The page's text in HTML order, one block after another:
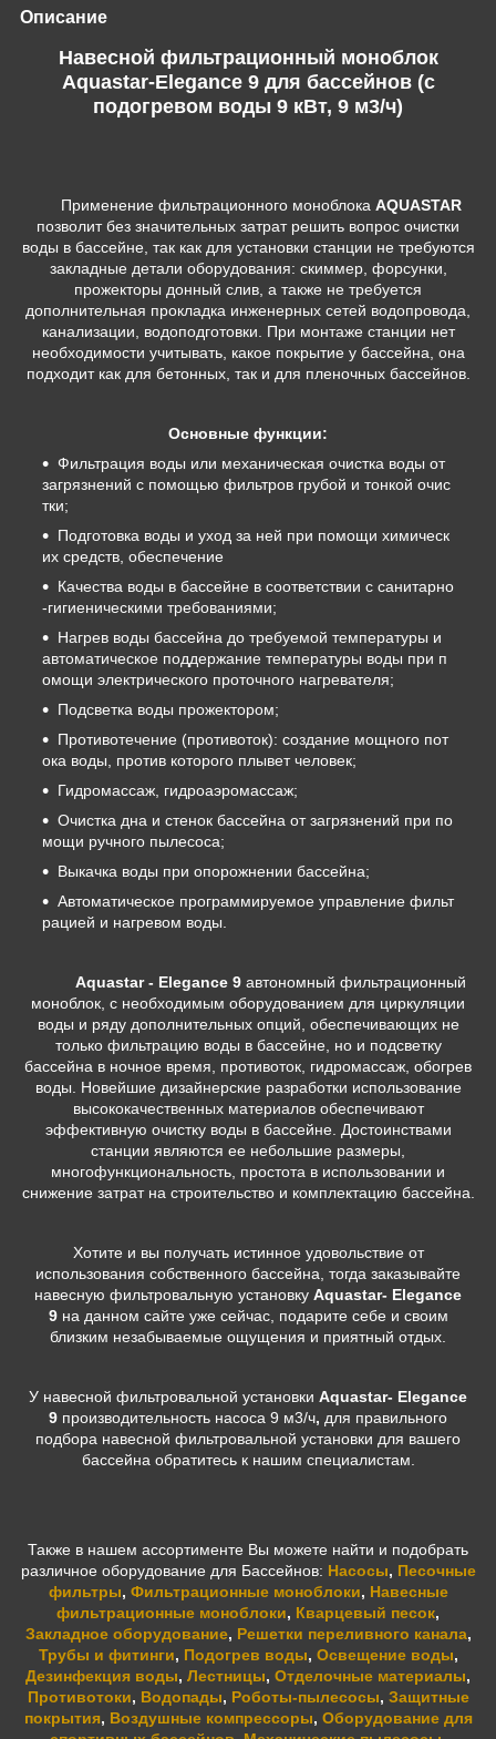
Описание
Навесной фильтрационный моноблок
Aquastar-Elegance 9 для бассейнов (с
подогревом воды 9 кВт, 9 м3/ч)
Применение фильтрационного моноблока AQUASTAR
позволит без значительных затрат решить во­прос очистки
воды в бассейне, так как для установки станции не тре­буются
закладные детали обору­дования: скиммер, форсунки,
прожекторы донный слив, а также не требуется
дополнительная про­кладка инженерных сетей водо­провода,
канализации, водоподготовки. При монтаже станции нет
необходимости учитывать, какое покрытие у бассейна, она
подходит как для бетонных, так и для пленочных бассейнов.
Основные функции:
Фильтрация воды или механическая очистка воды от
загрязнений с помощью фильтров грубой и тонкой очис
тки;
Подготовка воды и уход за ней при помощи химическ
их средств, обеспечение
Качества воды в бассейне в соответствии с санитарно
-гигиеническими требованиями;
Нагрев воды бассейна до требуемой температуры и
автоматическое поддержание температуры воды при п
омощи электрического проточного нагревателя;
Подсветка воды прожектором;
Противотечение (противоток): создание мощного пот
ока воды, против которого плывет человек;
Гидромассаж, гидроаэромассаж;
Очистка дна и стенок бассейна от загрязнений при по
мощи ручного пылесоса;
Выкачка воды при опорожнении бассейна;
Автоматическое программируемое управление фильт
рацией и нагревом воды.
Aquastar - Elegance 9автономный фильтрационный
моноблок, с необходимым оборудованием для циркуляции
воды и ряду дополнительных опций, обеспечивающих не
только фильтрацию воды в бассейне, но и подсветку
бассейна в ночное время, противоток, гидромассаж, обогрев
воды. Новейшие дизайнерские разработки использование
высококачественных материалов обеспечивают
эффективную очистку воды в бассейне. Достоинствами
станции являются ее небольшие размеры,
многофункциональность, простота в использовании и
снижение затрат на строительство и комплектацию бассейна.
Хотите и вы получать истинное удовольствие от
использования собственного бассейна, тогда заказывайте
навесную фильтровальную установку Aquastar- Elegance
9на данном сайте уже сейчас, подарите себе и своим
близким незабываемые ощущения и приятный отдых.
У навесной фильтровальной установки Aquastar- Elegance
9 производительность насоса 9 м3/ч, для правильного
подбора навесной фильтровальной установки для вашего
бассейна обратитесь к нашим специалистам.
Также в нашем ассортименте Вы можете найти и подобрать
различное оборудование для Бассейнов: Насосы, Песочные
фильтры, Фильтрационные моноблоки, Навесные
фильтрационные моноблоки, Кварцевый песок,
Закладное оборудование, Решетки переливного канала,
Трубы и фитинги, Подогрев воды, Освещение воды,
Дезинфекция воды, Лестницы, Отделочные материалы,
Противотоки, Водопады, Роботы-пылесосы, Защитные
покрытия, Воздушные компрессоры, Оборудование для